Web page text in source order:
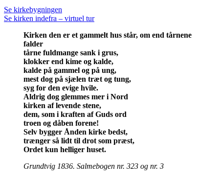
Se kirkebygningen
Se kirken indefra – virtuel tur
Kirken den er et gammelt hus står, om end tårnene
falder
tårne fuldmange sank i grus,
klokker end kime og kalde,
kalde på gammel og på ung,
mest dog på sjælen træt og tung,
syg for den evige hvile.
Aldrig dog glemmes mer i Nord
kirken af levende stene,
dem, som i kraften af Guds ord
troen og dåben forene!
Selv bygger Ånden kirke bedst,
trænger så lidt til drot som præst,
Ordet kun helliger huset.
Grundtvig 1836. Salmebogen nr. 323 og nr. 3